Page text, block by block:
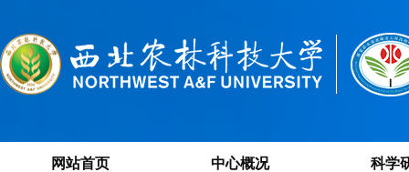
网站首页 中心概况 科学